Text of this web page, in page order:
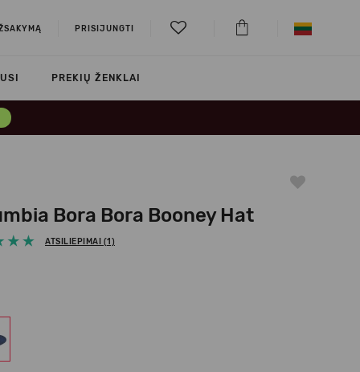
PRISIJUNGTI
PREKIŲ ŽENKLAI
Bora Bora Booney Hat
ATSILIEPIMAI (1)